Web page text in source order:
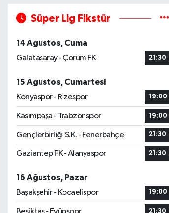
Süper Lig Fikstür
14 Ağustos, Cuma
Galatasaray - Çorum FK
21:30
15 Ağustos, Cumartesi
Konyaspor - Rizespor
19:00
Kasımpaşa - Trabzonspor 19:00
Gençlerbirliği S.K. - Fenerbahçe 21:30
Gaziantep FK - Alanyaspor 21:30
16 Ağustos, Pazar
Başakşehir - Kocaelispor
19:00
21:30